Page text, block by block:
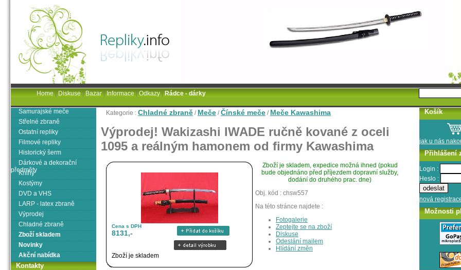
Kategorie : Chladné zbraně / Meče /Čínské meče / Meče Kawashima
Výprodej! Wakizashi IWADE ručně kované z oceli
1095 a reálným hamonem od firmy Kawashima
Cena s DPH
8131,-
Zboží je skladem
Zboží je skladem, expedice možná ihned (pokud
bude objednáno před příjezdem dopravní služby,
dodání do druhého prac. dne)
Obj. kód : chsw557
Na této stránce najdete :
Fotogalerie
Zeptejte se na zboží
Diskuse
Odeslání mailem
Hlídání změn
Samurajské meče
Střelné zbraně
Ostatní repliky
Filmové repliky
Historický šerm
Dárkové a dekorační
předměty
Knihy
Kostýmy
DVD a VHS
LARP - latex zbraně
Výprodej
Chladné zbraně
Zboží skladem
Novinky
Akční nabídka
Kontakty
Košík
jak u nás
Přihlášení
Login :
Heslo :
nová
Možnosti
Home|Diskuse|Bazar|Informace|Odkazy|Rádce - dárky